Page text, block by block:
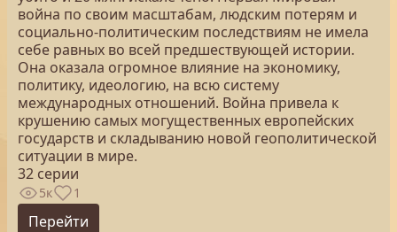
война по своим масштабам, людским потерям и
социально-политическим последствиям не имела
себе равных во всей предшествующей истории.
Она оказала огромное влияние на экономику,
политику, идеологию, на всю систему
международных отношений. Война привела к
крушению самых могущественных европейских
государств и складыванию новой геополитической
ситуации в мире.
32 серии
5к 1
Перейти